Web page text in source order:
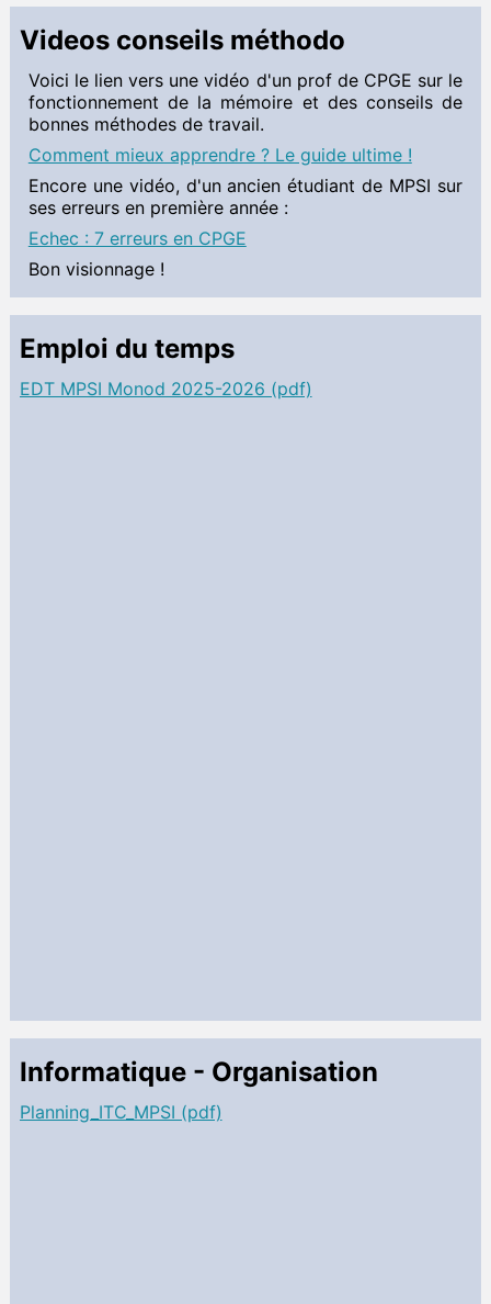
Videos conseils méthodo
Voici le lien vers une vidéo d'un prof de CPGE sur le
fonctionnement de la mémoire et des conseils de
bonnes méthodes de travail.
Comment mieux apprendre ? Le guide ultime !
Encore une vidéo, d'un ancien étudiant de MPSI sur
ses erreurs en première année :
Echec : 7 erreurs en CPGE
Bon visionnage !
Emploi du temps
EDT MPSI Monod 2025-2026 (pdf)
Informatique - Organisation
Planning_ITC_MPSI (pdf)